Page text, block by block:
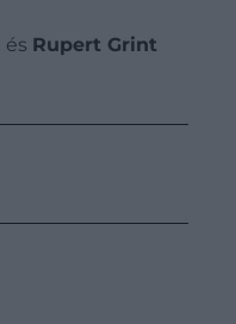
és Rupert Grint